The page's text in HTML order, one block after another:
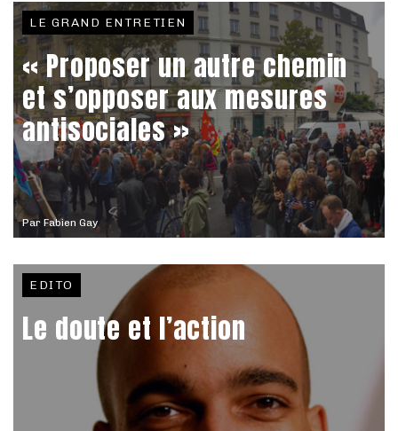
Par Fabien Gay
LE GRAND ENTRETIEN
« Proposer un autre chemin
et s’opposer aux mesures
antisociales »
EDITO
Le doute et l’action